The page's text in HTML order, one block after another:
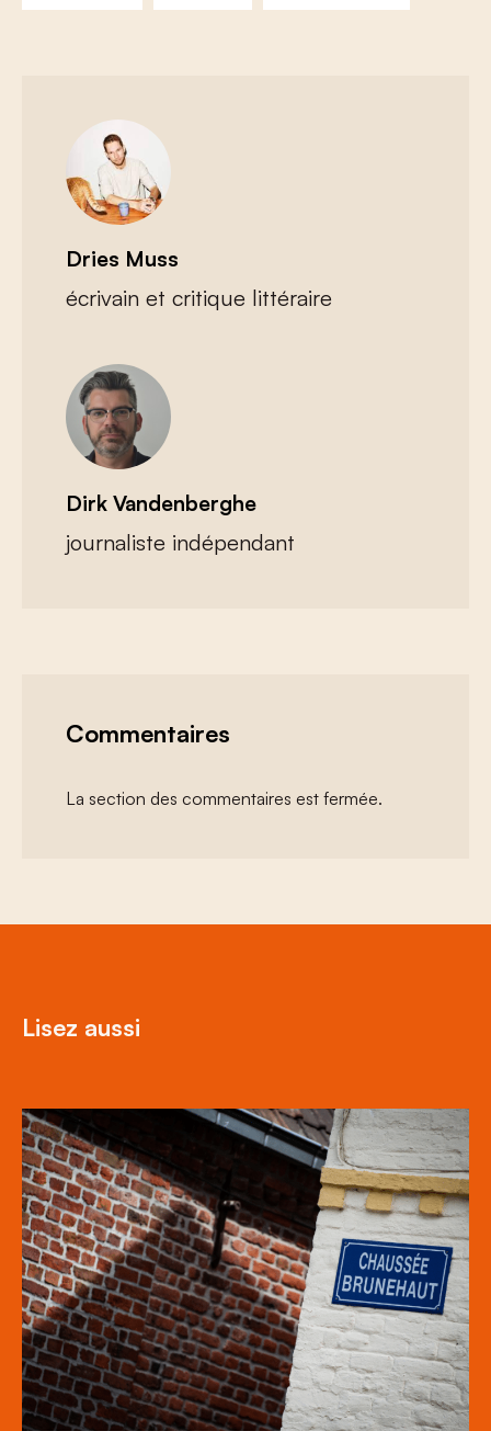
Dries Muss
écrivain et critique littéraire
Dirk Vandenberghe
journaliste indépendant
Commentaires
La section des commentaires est fermée.
Lisez aussi